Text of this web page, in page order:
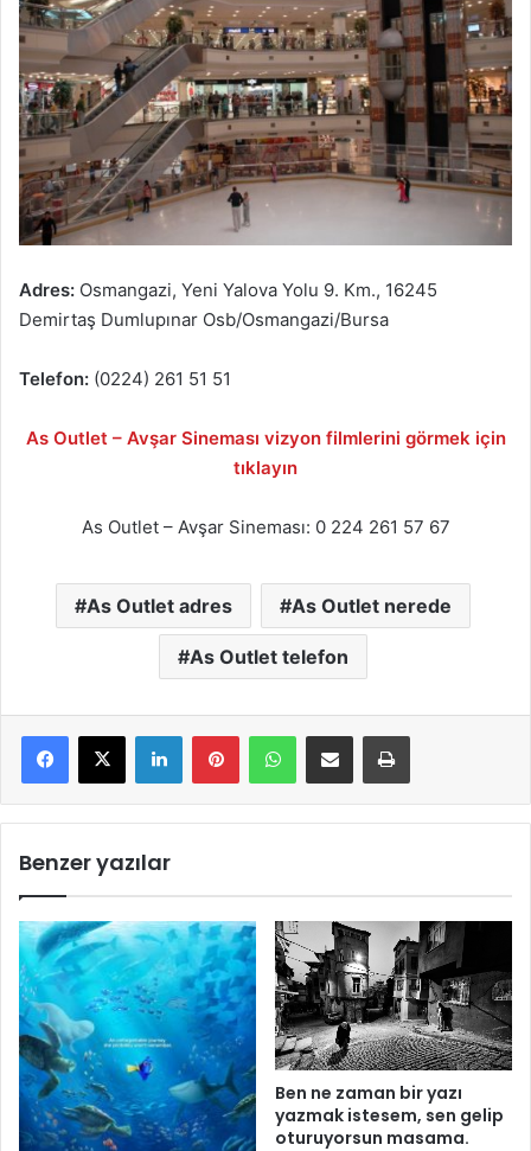
Adres: Osmangazi, Yeni Yalova Yolu 9. Km., 16245
Demirtaş Dumlupınar Osb/Osmangazi/Bursa
Telefon: (0224) 261 51 51
As Outlet – Avşar Sineması vizyon filmlerini görmek için
tıklayın
As Outlet – Avşar Sineması: 0 224 261 57 67
As Outlet adres As Outlet nerede
As Outlet telefon
Benzer yazılar
Ben ne zaman bir yazı
yazmak istesem, sen gelip
oturuyorsun masama.